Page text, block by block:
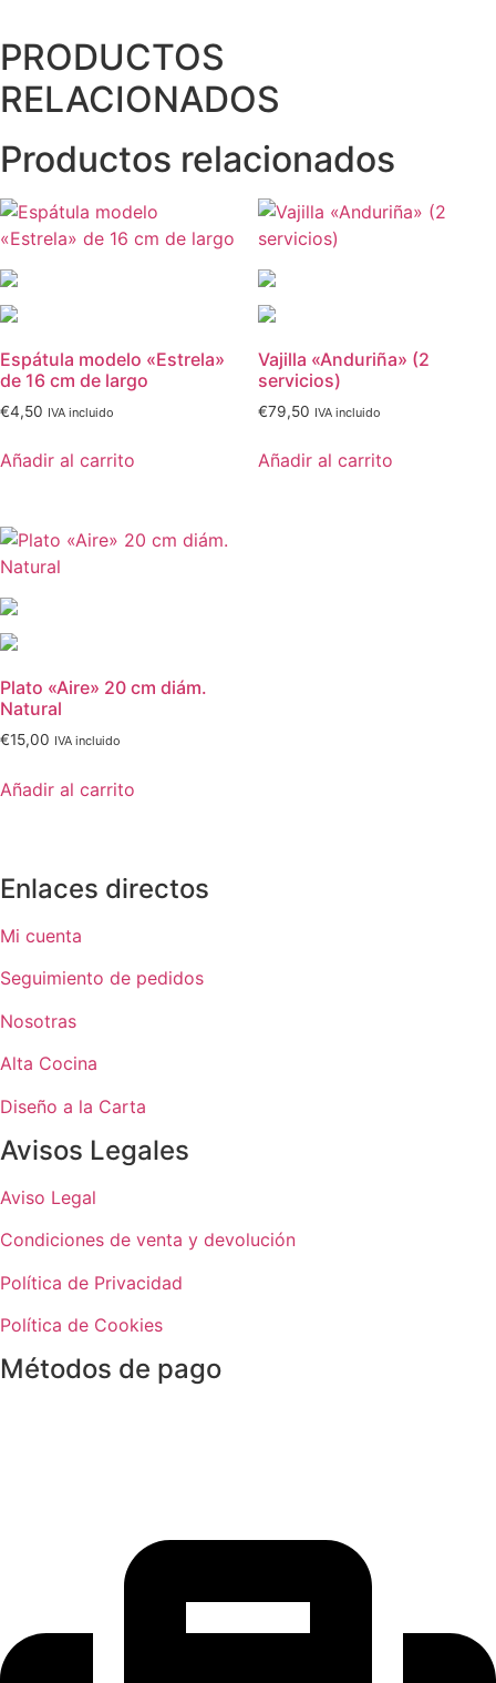
PRODUCTOS
RELACIONADOS
Productos relacionados
Espátula modelo «Estrela»
de 16 cm de largo
€4,50 IVA incluido
Añadir al carrito
Vajilla «Anduriña» (2
servicios)
€79,50 IVA incluido
Añadir al carrito
Plato «Aire» 20 cm diám.
Natural
€15,00 IVA incluido
Añadir al carrito
Enlaces directos
Mi cuenta
Seguimiento de pedidos
Nosotras
Alta Cocina
Diseño a la Carta
Avisos Legales
Aviso Legal
Condiciones de venta y devolución
Política de Privacidad
Política de Cookies
Métodos de pago